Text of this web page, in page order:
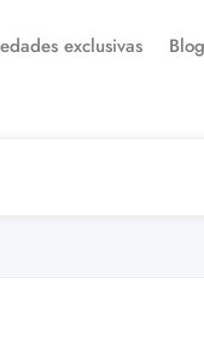
exclusivas Blog